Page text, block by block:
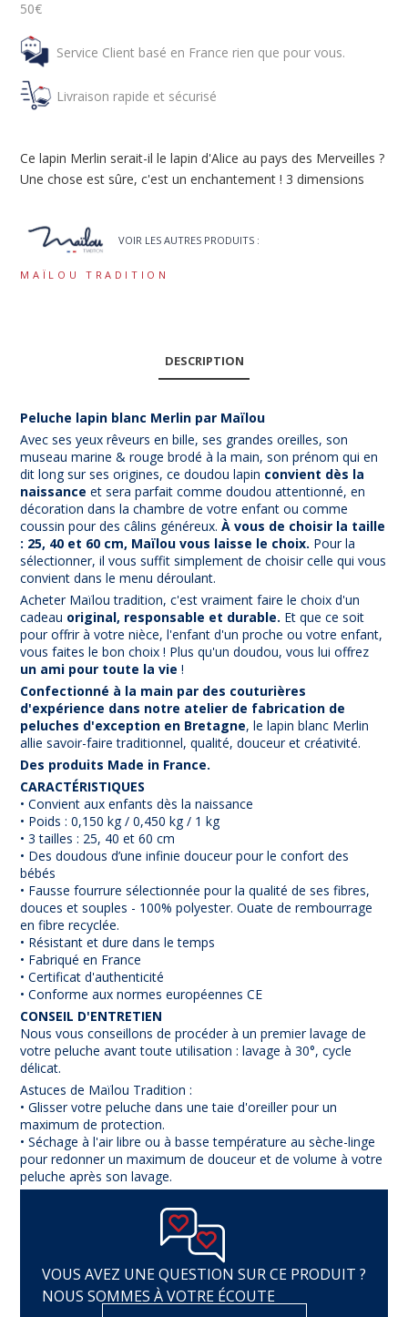
50€
Service Client basé en France rien que pour vous.
Livraison rapide et sécurisé
Ce lapin Merlin serait-il le lapin d'Alice au pays des Merveilles ?
Une chose est sûre, c'est un enchantement ! 3 dimensions
VOIR LES AUTRES PRODUITS :
MAÏLOU TRADITION
DESCRIPTION
Peluche lapin blanc Merlin par Maïlou
Avec ses yeux rêveurs en bille, ses grandes oreilles, son
museau marine & rouge brodé à la main, son prénom qui en
dit long sur ses origines, ce doudou lapin convient dès la
naissance et sera parfait comme doudou attentionné, en
décoration dans la chambre de votre enfant ou comme
coussin pour des câlins généreux.À vous de choisir la taille
: 25, 40 et 60 cm, Maïlou vous laisse le choix. Pour la
sélectionner, il vous suffit simplement de choisir celle qui vous
convient dans le menu déroulant.
Acheter Maïlou tradition, c'est vraiment faire le choix d'un
cadeau original, responsable et durable. Et que ce soit
pour offrir à votre nièce, l'enfant d'un proche ou votre enfant,
vous faites le bon choix ! Plus qu'un doudou, vous lui offrez
un ami pour toute la vie !
Confectionné à la main par des couturières
d'expérience dans notre atelier de fabrication de
peluches d'exception en Bretagne, le lapin blanc Merlin
allie savoir-faire traditionnel, qualité, douceur et créativité.
Des produits Made in France.
CARACTÉRISTIQUES
• Convient aux enfants dès la naissance
• Poids : 0,150 kg / 0,450 kg / 1 kg
• 3 tailles : 25, 40 et 60 cm
• Des doudous d’une infinie douceur pour le confort des
bébés
• Fausse fourrure sélectionnée pour la qualité de ses fibres,
douces et souples - 100% polyester. Ouate de rembourrage
en fibre recyclée.
• Résistant et dure dans le temps
• Fabriqué en France
• Certificat d'authenticité
• Conforme aux normes européennes CE
CONSEIL D'ENTRETIEN
Nous vous conseillons de procéder à un premier lavage de
votre peluche avant toute utilisation : lavage à 30°, cycle
délicat.
Astuces de Maïlou Tradition :
• Glisser votre peluche dans une taie d'oreiller pour un
maximum de protection.
• Séchage à l'air libre ou à basse température au sèche-linge
pour redonner un maximum de douceur et de volume à votre
peluche après son lavage.
VOUS AVEZ UNE QUESTION SUR CE PRODUIT ?
NOUS SOMMES À VOTRE ÉCOUTE